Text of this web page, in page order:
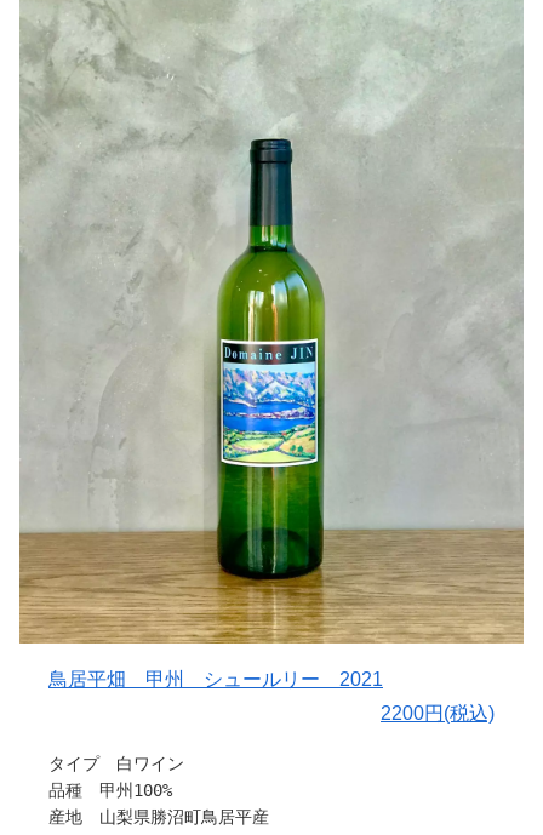
各種ワインの製造本数が少なく、希少性が高いワイナリー
ですが、こだわりいっぱいのワインです。
是非沢山の方に飲んでいただきたいです！
このペティアンは甲州種がメインですがネオマスのジュー
シーで甘やかな香りが発泡と共に広がって、華やかな印象
を持っています！
ネオマスカットとは 甲州三尺と マスカット・オブ・ア
レキサンドリア を交配してつくられた品種で、マスカッ
ト特有の爽やかな香りが特徴です！
柔らかな酸味と少し甘さを感じる味わいと苦味のバランス
がとても良いんです！時間が経過するとグアバなどのトロ
ピカルフルーツの要素も出てきてパワーアップしていきま
す！香りの変化で印象がガラリと変わるんです！
オーストラリアやイタリアの自然派ワインがお好きな方は
これは果実味爆弾です(^^)個人的にすごくオススメです！
思わずお値段あってますか？と二度見してしまうシリーズ
です！
☆澱が沈んでいるので、気になる方は、２～３日ほど冷蔵
い上がりを抑えられます！
作り手さんから
〇ぶどうについて
９月下旬に収穫。
鳥居平畑 甲州 シュールリー 2021
2200円(税込)
タイプ 白ワイン
品種 甲州100%
産地 山梨県勝沼町鳥居平産